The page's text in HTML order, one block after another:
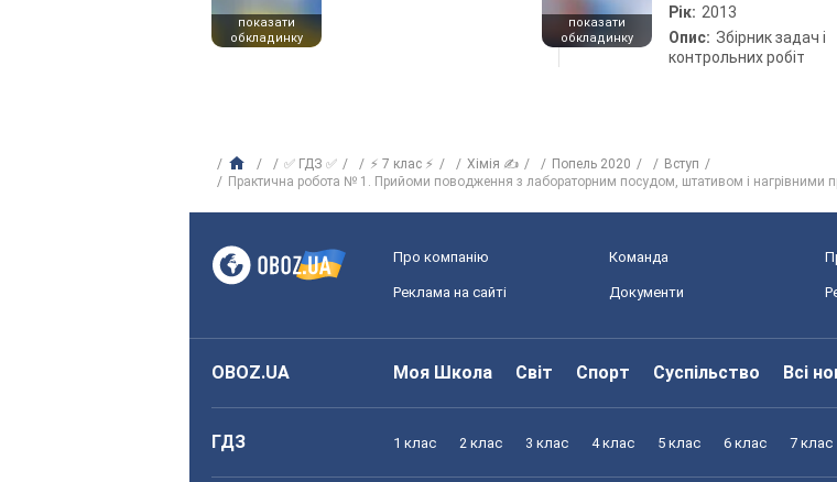
показати
обкладинку
показати
обкладинку
Рік: 2013
Опис: Збірник задач і
контрольних робіт
✅ ГДЗ ✅ ⚡ 7 клас ⚡ Хімія ✍ Попель 2020
Вступ
Практична робота № 1. Прийоми поводження з лабораторним посудом, штативом і нагрівними
Про компанію Команда
Реклама на сайті Документи
OBOZ.UA Моя Школа Світ Спорт Суспільство Всі
ГДЗ 1 клас 2 клас 3 клас 4 клас 5 клас 6 клас 7 клас